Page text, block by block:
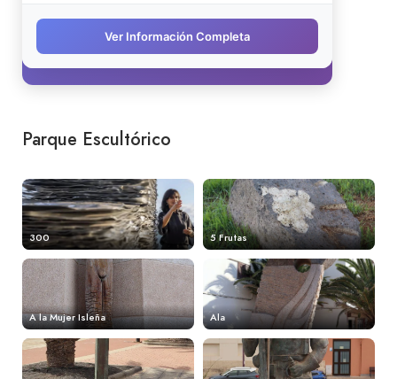
Parque Escultórico
300 5 Frutas
A la Mujer Isleña Ala